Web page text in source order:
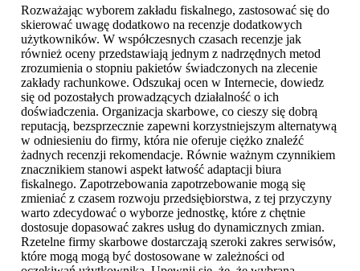
Rozważając wyborem zakładu fiskalnego, zastosować się do
skierować uwagę dodatkowo na recenzje dodatkowych
użytkowników. W współczesnych czasach recenzje jak
również oceny przedstawiają jednym z nadrzędnych metod
zrozumienia o stopniu pakietów świadczonych na zlecenie
zakłady rachunkowe. Odszukaj ocen w Internecie, dowiedz
się od pozostałych prowadzących działalność o ich
doświadczenia. Organizacja skarbowe, co cieszy się dobrą
reputacją, bezsprzecznie zapewni korzystniejszym alternatywą
w odniesieniu do firmy, która nie oferuje ciężko znaleźć
żadnych recenzji rekomendacje. Równie ważnym czynnikiem
znacznikiem stanowi aspekt łatwość adaptacji biura
fiskalnego. Zapotrzebowania zapotrzebowanie mogą się
zmieniać z czasem rozwoju przedsiębiorstwa, z tej przyczyny
warto zdecydować o wyborze jednostkę, które z chętnie
dostosuje dopasować zakres usług do dynamicznych zmian.
Rzetelne firmy skarbowe dostarczają szeroki zakres serwisów,
które mogą mogą być dostosowane w zależności od